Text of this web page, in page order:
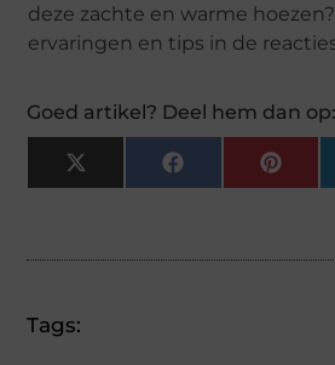
deze zachte en warme
ervaringen en tips in de
Goed artikel? Deel hem dan op:
X
(Twitter)
Facebook
Tags: